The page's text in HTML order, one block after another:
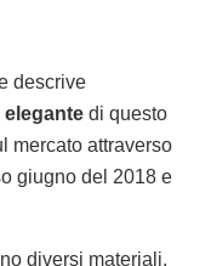
descrive
di questo
mercato attraverso
giugno del 2018 e
diversi materiali,